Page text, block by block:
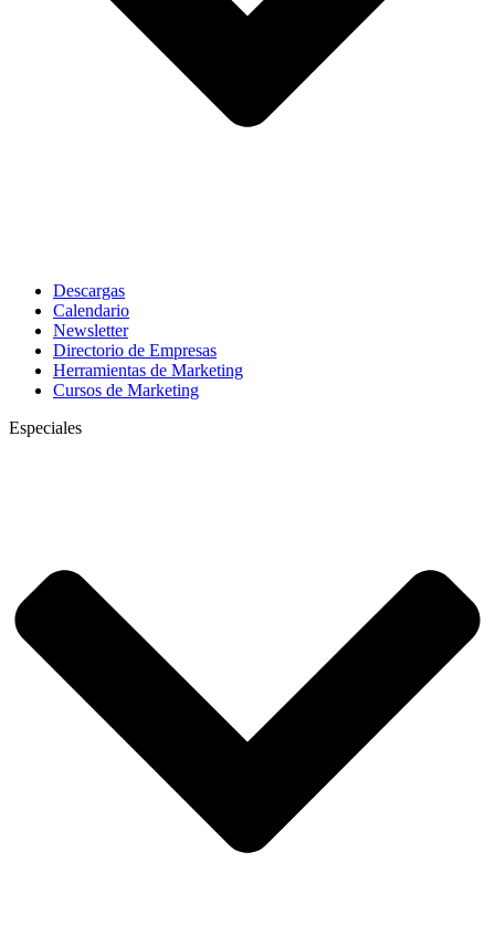
Descargas
Calendario
Newsletter
Directorio de Empresas
Herramientas de Marketing
Cursos de Marketing
Especiales